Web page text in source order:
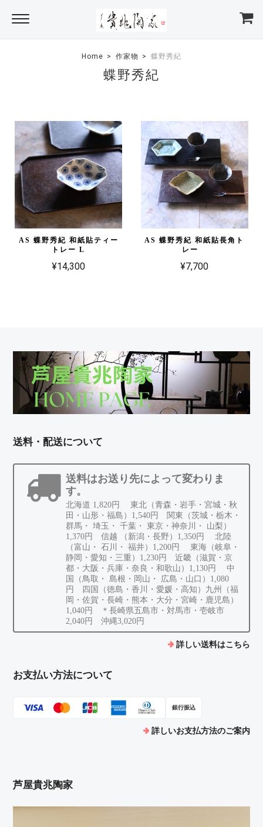
Home 作家物 蝶野秀紀
蝶野秀紀
AS 蝶野秀紀 和紙貼ティー
トレー L
¥14,300
AS 蝶野秀紀 和紙貼長角ト
レー
¥7,700
送料・配送について
送料はお送り先によって変わりま
す。
北海道 1,820円 東北（青森・岩手・宮城・秋
田・山形・福島）1,540円 関東（茨城・栃木・
群馬・ 埼玉・ 千葉・ 東京・神奈川・ 山梨）
1,370円 信越 （新潟・長野）1,350円 北陸
（富山・ 石川・ 福井）1,200円 東海（岐阜・
静岡・愛知・三重）1,230円 近畿（滋賀・京
都・大阪・兵庫・奈良・和歌山）1,130円 中
国（鳥取・ 島根・岡山・ 広島・山口）1,080
円 四国（徳島・香川・愛媛・高知）九州（福
岡・佐賀・長崎・熊本・大分・宮崎・鹿児島）
1,040円 ＊長崎県五島市・対馬市・壱岐市
2,040円 沖縄3,020円
詳しい送料はこちら
お支払い方法について
銀行振込
詳しいお支払方法のご案内
芦屋貴兆陶家